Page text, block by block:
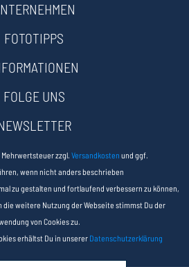
FOTOTIPPS
FOLGE UNS
zzgl. Versandkosten und ggf.
wenn nicht anders beschrieben
zu gestalten und fortlaufend verbessern zu können,
die weitere Nutzung der Webseite stimmst Du der
von Cookies zu.
erhältst Du in unserer Datenschutzerklärung